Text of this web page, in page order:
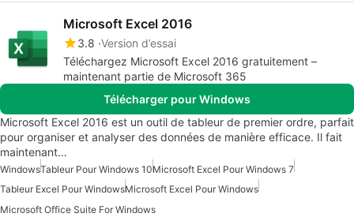
Microsoft Excel 2016
3.8 Version d’essai
Téléchargez Microsoft Excel 2016 gratuitement –
maintenant partie de Microsoft 365
Télécharger pour Windows
Microsoft Excel 2016 est un outil de tableur de premier ordre, parfait
pour organiser et analyser des données de manière efficace. Il fait
maintenant…
WindowsTableur Pour Windows 10Microsoft Excel Pour Windows 7
Tableur Excel Pour WindowsMicrosoft Excel Pour Windows
Microsoft Office Suite For Windows